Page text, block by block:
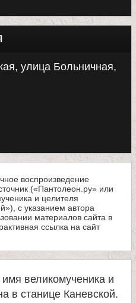
улица Больничная,
воспроизведение
(«Пантолеон.ру» или
и целителя
с указанием автора
материалов сайта в
ссылка на сайт
великомученика и
в станице Каневской.